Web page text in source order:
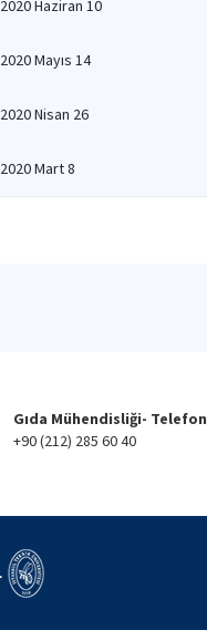
2020 Haziran 10
2020 Mayıs 14
2020 Nisan 26
2020 Mart 8
Gıda Mühendisliği- Telefon
+90 (212) 285 60 40